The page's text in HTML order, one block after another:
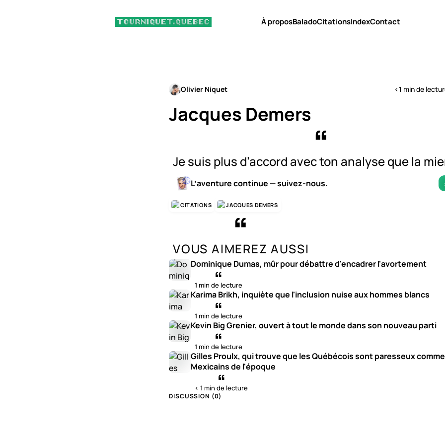
À proposBaladoCitationsIndexContact
Olivier Niquet <1 min de
Jacques Demers
Je suis plus d’accord avec ton analyse que la
L’aventure continue — suivez-nous.
CITATIONS JACQUES DEMERS
VOUS AIMEREZ AUSSI
Dominique Dumas, mûr pour débattre d'encadrer l'avortement
1 min de lecture
Karima Brikh, inquiète que l'inclusion nuise aux hommes blancs
1 min de lecture
Kevin Big Grenier, ouvert à tout le monde dans son nouveau parti
1 min de lecture
Gilles Proulx, qui trouve que les Québécois sont paresseux
Mexicains de l'époque
< 1 min de lecture
DISCUSSION (0)